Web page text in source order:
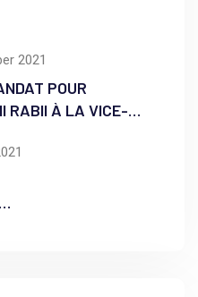
2021
POUR
RABII À LA VICE-